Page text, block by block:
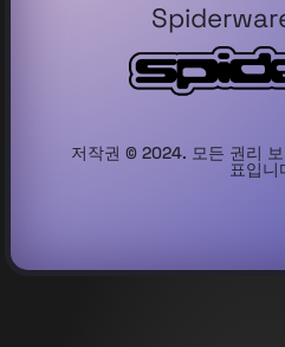
저작권 © 2024. 모든 권리
표입니